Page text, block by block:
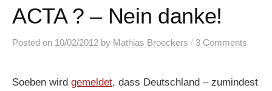
ACTA ? – Nein danke!
Posted on 10/02/2012 by Mathias Broeckers / 3 Comments
Soeben wird gemeldet, dass Deutschland – zumindest